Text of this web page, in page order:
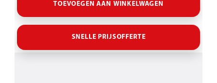
TOEVOEGEN AAN WINKELWAGEN
SNELLE PRIJSOFFERTE